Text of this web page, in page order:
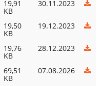
19,91
KB
30.11.2023
19,50
KB
19.12.2023
19,76
KB
28.12.2023
69,51
KB
07.08.2026